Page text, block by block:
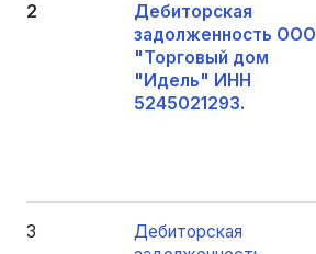
2
Дебиторская
задолженность ООО
"Торговый дом
"Идель" ИНН
5245021293.
3
Дебиторская